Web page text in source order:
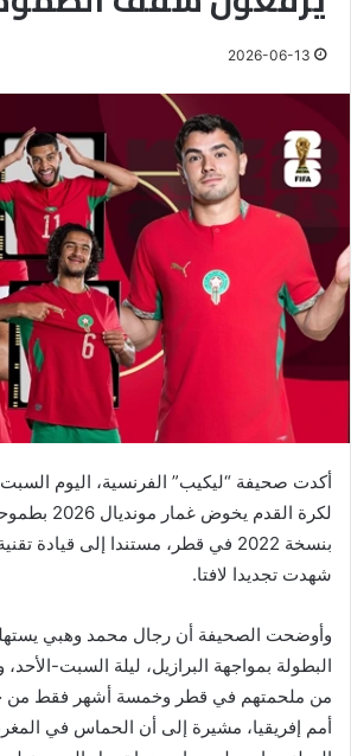
2026-06-13
أكدت صحيفة “ليكيب” الفرنسية، اليوم
لكرة القدم
بنسخة 2022 في قطر، مستندا إلى قيادة
شهدت تجديدا لافتا.
وأوضحت الصحيفة أن رجال محمد وهبي
البطولة بمواجهة البرازيل، ليلة السبت-
من ملحمتهم في قطر وخمسة أشهر فقط من
أمم إفريقيا، مشيرة إلى أن الحماس في